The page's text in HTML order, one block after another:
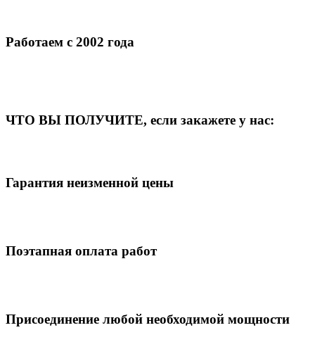
Работаем с 2002 года
ЧТО ВЫ ПОЛУЧИТЕ, если закажете у нас:
Гарантия неизменной цены
Поэтапная оплата работ
Присоединение любой необходимой мощности